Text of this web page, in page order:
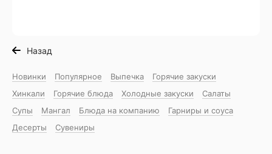
Назад
Новинки Популярное Выпечка
Горячие закуски
Хинкали
Горячие блюда Холодные закуски
Салаты
Супы
Мангал Блюда на компанию
Гарниры и соуса
Десерты
Сувениры